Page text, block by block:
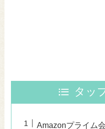
タッ
Amazonプライム